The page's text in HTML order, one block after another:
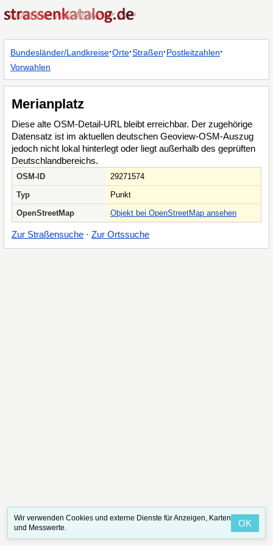
Bundesländer/Landkreise·Orte·Straßen·Postleitzahlen·
Vorwahlen
Merianplatz
Diese alte OSM-Detail-URL bleibt erreichbar. Der zugehörige
Datensatz ist im aktuellen deutschen Geoview-OSM-Auszug
jedoch nicht lokal hinterlegt oder liegt außerhalb des geprüften
Deutschlandbereichs.
OSM-ID
29271574
Typ
Punkt
OpenStreetMap
Objekt bei OpenStreetMap ansehen
Zur Straßensuche · Zur Ortssuche
Wir verwenden Cookies und externe Dienste für Anzeigen, Karten
und Messwerte.
OK